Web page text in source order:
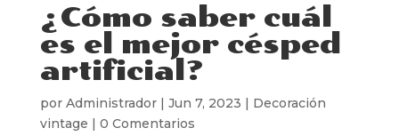
¿Cómo saber cuál
es el mejor césped
artificial?
por Administrador| Jun 7, 2023 | Decoración
vintage | 0 Comentarios